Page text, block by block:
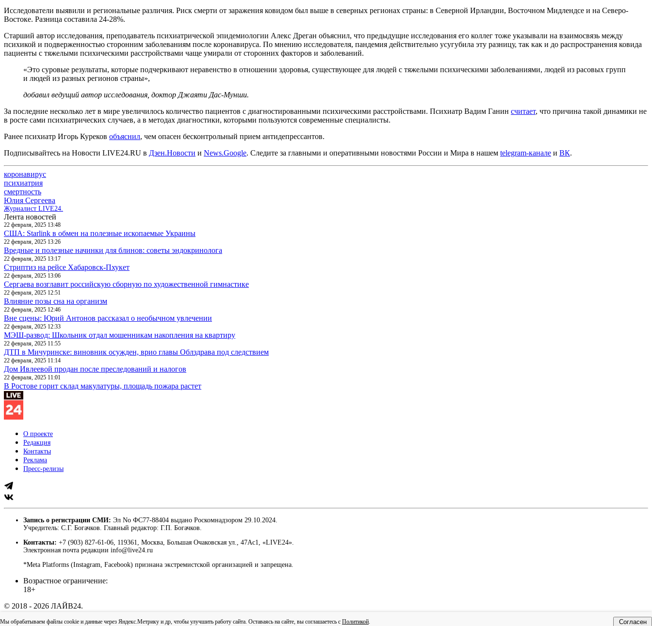
Исследователи выявили и региональные различия. Риск смерти от заражения ковидом был выше в северных регионах страны: в Северной Ирландии, Восточном Мидлендсе и на Северо-
Востоке. Разница составила 24-28%.
Старший автор исследования, преподаватель психиатрической эпидемиологии Алекс Дреган объяснил, что предыдущие исследования его коллег тоже указывали на взаимосвязь между
психикой и подверженностью сторонним заболеваниям после коронавируса. По мнению исследователя, пандемия действительно усугубила эту разницу, так как и до распространения ковида
пациенты с тяжелыми психическими расстройствами чаще умирали от сторонних факторов и заболеваний.
«Это суровые результаты, которые подчеркивают неравенство в отношении здоровья, существующее для людей с тяжелыми психическими заболеваниями, людей из расовых групп
и людей из разных регионов страны»,
добавил ведущий автор исследования, доктор Джаяти Дас-Мунши.
За последние несколько лет в мире увеличилось количество пациентов с диагностированными психическими расстройствами. Психиатр Вадим Ганин считает, что причина такой динамики не
в росте сами психиатрических случаев, а в методах диагностики, которыми пользуются современные специалисты.
Ранее психиатр Игорь Куреков объяснил, чем опасен бесконтрольный прием антидепрессантов.
Подписывайтесь на Новости LIVE24.RU в Дзен.Новости и News.Google. Следите за главными и оперативными новостями России и Мира в нашем telegram-канале и ВК.
коронавирус
психиатрия
смертность
Юлия Сергеева
Журналист LIVE24.
Лента новостей
22 февраля, 2025 13:48
США: Starlink в обмен на полезные ископаемые Украины
22 февраля, 2025 13:26
Вредные и полезные начинки для блинов: советы эндокринолога
22 февраля, 2025 13:17
Стриптиз на рейсе Хабаровск-Пхукет
22 февраля, 2025 13:06
Сергаева возглавит российскую сборную по художественной гимнастике
22 февраля, 2025 12:51
Влияние позы сна на организм
22 февраля, 2025 12:46
Вне сцены: Юрий Антонов рассказал о необычном увлечении
22 февраля, 2025 12:33
МЭШ-развод: Школьник отдал мошенникам накопления на квартиру
22 февраля, 2025 11:55
ДТП в Мичуринске: виновник осужден, врио главы Облздрава под следствием
22 февраля, 2025 11:14
Дом Ивлеевой продан после преследований и налогов
22 февраля, 2025 11:01
В Ростове горит склад макулатуры, площадь пожара растет
О проекте
Редакция
Контакты
Реклама
Пресс-релизы
Запись о регистрации СМИ: Эл No ФС77-88404 выдано Роскомнадзором 29.10.2024.
Учредитель: С.Г. Богачков. Главный редактор: Г.П. Богачков.
Контакты: +7 (903) 827-61-06, 119361, Москва, Большая Очаковская ул., 47Ас1, «LIVE24».
Электронная почта редакции info@live24.ru
*Meta Platforms (Instagram, Facebook) признана экстремистской организацией и запрещена.
Возрастное ограничение:
18+
© 2018 - 2026 ЛАЙВ24.
Наверх
Мы обрабатываем файлы cookie и данные через Яндекс.Метрику и др, чтобы улучшить работу сайта. Оставаясь на сайте, вы соглашаетесь с Политикой. Согласен